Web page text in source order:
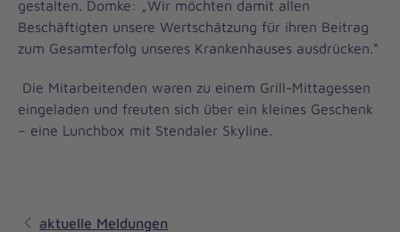
gestalten. Domke: „Wir möchten damit allen
Beschäftigten unsere Wertschätzung für ihren Beitrag
zum Gesamterfolg unseres Krankenhauses ausdrücken.“
Die Mitarbeitenden waren zu einem Grill-Mittagessen
eingeladen und freuten sich über ein kleines Geschenk
– eine Lunchbox mit Stendaler Skyline.
aktuelle Meldungen